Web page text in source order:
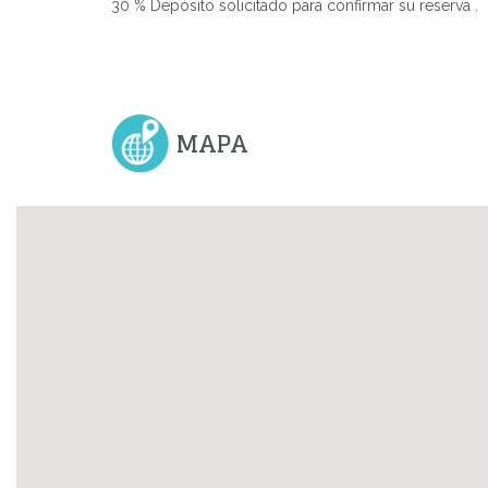
30 % Depósito solicitado para confirmar su reserva .
MAPA